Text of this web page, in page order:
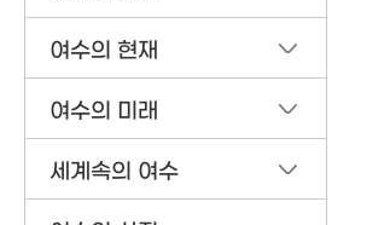
여수의 현재
여수의 미래
세계속의 여수